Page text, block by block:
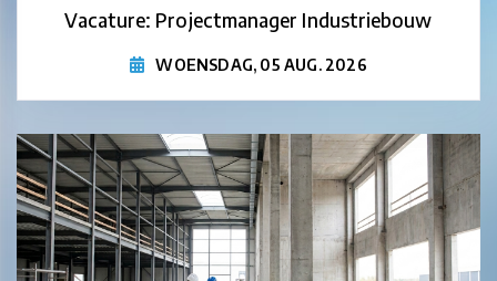
Vacature: Projectmanager Industriebouw
WOENSDAG, 05 AUG. 2026